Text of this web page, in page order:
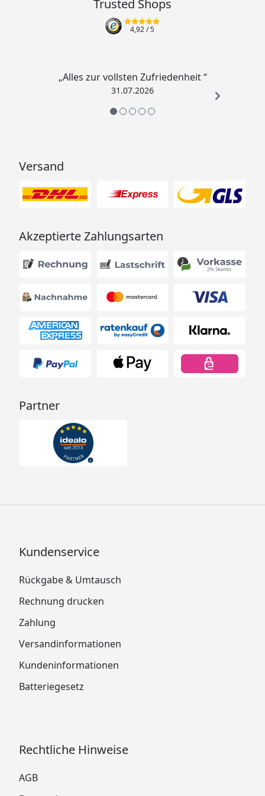
Trusted Shops
4,92/ 5
„Alles zur vollsten Zufriedenheit “
31.07.2026
Versand
Akzeptierte Zahlungsarten
Partner
Kundenservice
Rückgabe & Umtausch
Rechnung drucken
Zahlung
Versandinformationen
Kundeninformationen
Batteriegesetz
Rechtliche Hinweise
AGB